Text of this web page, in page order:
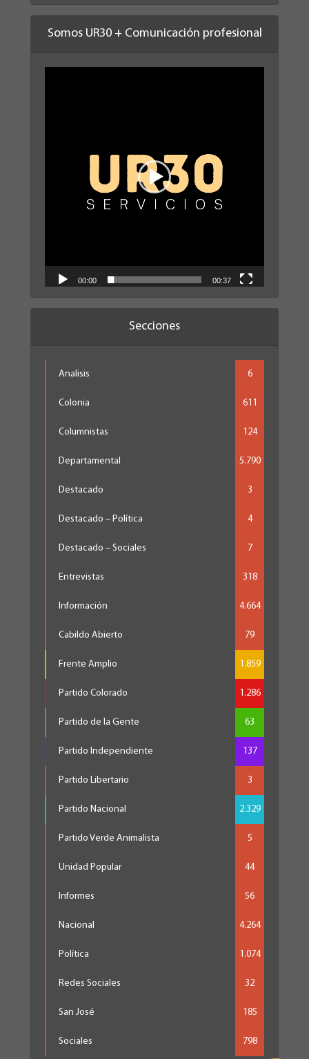
Somos UR30 + Comunicación profesional
00:00 00:37
Secciones
Analisis 6
Colonia 611
Columnistas 124
Departamental 5.790
Destacado 3
Destacado – Política 4
Destacado – Sociales 7
Entrevistas 318
Información 4.664
Cabildo Abierto 79
Frente Amplio 1.859
Partido Colorado 1.286
Partido de la Gente 63
Partido Independiente 137
Partido Libertario 3
Partido Nacional 2.329
Partido Verde Animalista 5
Unidad Popular 44
Informes 56
Nacional 4.264
Política 1.074
Redes Sociales 32
San José 185
Sociales 798